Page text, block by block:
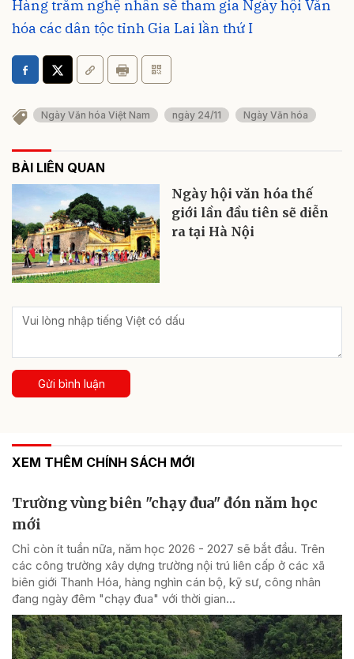
Hàng trăm nghệ nhân sẽ tham gia Ngày hội Văn
hóa các dân tộc tỉnh Gia Lai lần thứ I
Ngày Văn hóa Việt Nam ngày 24/11 Ngày Văn hóa
BÀI LIÊN QUAN
Ngày hội văn hóa thế
giới lần đầu tiên sẽ diễn
ra tại Hà Nội
Gửi bình luận
XEM THÊM CHÍNH SÁCH MỚI
Trường vùng biên "chạy đua" đón năm học
mới
Chỉ còn ít tuần nữa, năm học 2026 - 2027 sẽ bắt đầu. Trên
các công trường xây dựng trường nội trú liên cấp ở các xã
biên giới Thanh Hóa, hàng nghìn cán bộ, kỹ sư, công nhân
đang ngày đêm "chạy đua" với thời gian...